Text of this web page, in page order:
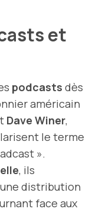
et
podcasts dès
américain
Dave Winer,
le terme
».
, ils
distribution
face aux